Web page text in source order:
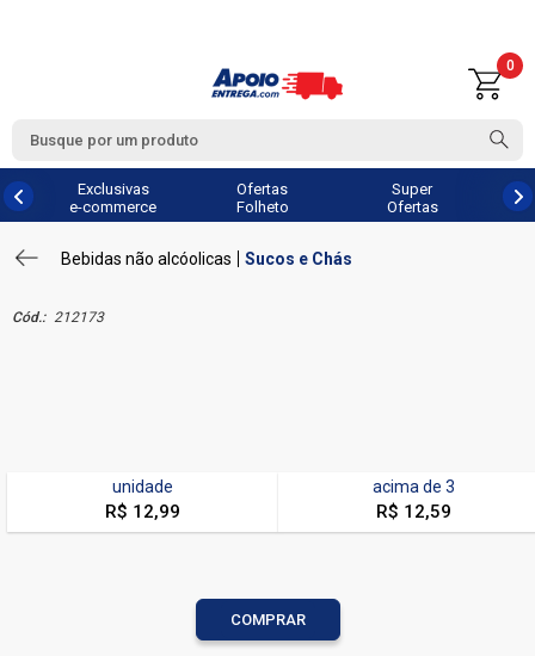
0
Exclusivas
e-commerce
Ofertas
Folheto
Super
Ofertas
Bebidas não alcóolicas Sucos e Chás
Cód.: 212173
unidade
R$ 12,99
acima de 3
R$ 12,59
COMPRAR